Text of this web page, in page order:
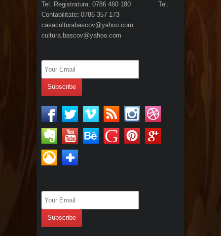
Tel. Registratura: 0786 460 180 Tel.
Contabilitate: 0786 357 173
casaculturabascov@yahoo.com
cultura.bascov@yahoo.com